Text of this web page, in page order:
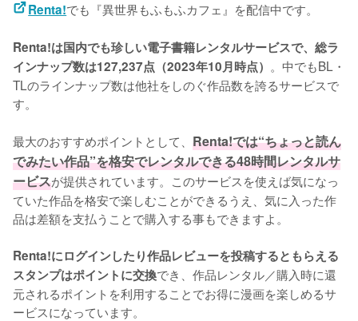
Renta!でも『異世界もふもふカフェ』を配信中です。
Renta!は国内でも珍しい電子書籍レンタルサービスで、総ラ
インナップ数は127,237点（2023年10月時点） 。中でもBL・
TLのラインナップ数は他社をしのぐ作品数を誇るサービスで
す。
最大のおすすめポイントとして、 Renta!では“ちょっと読ん
でみたい作品”を格安でレンタルできる48時間レンタルサ
ービスが提供されています。このサービスを使えば気になっ
ていた作品を格安で楽しむことができるうえ、気に入った作
品は差額を支払うことで購入する事もできますよ。
Renta!にログインしたり作品レビューを投稿するともらえる
スタンプはポイントに交換でき、作品レンタル／購入時に還
元されるポイントを利用することでお得に漫画を楽しめるサ
ービスになっています。